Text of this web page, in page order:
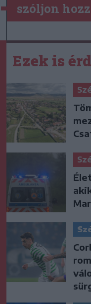
szóljon
Ezek is